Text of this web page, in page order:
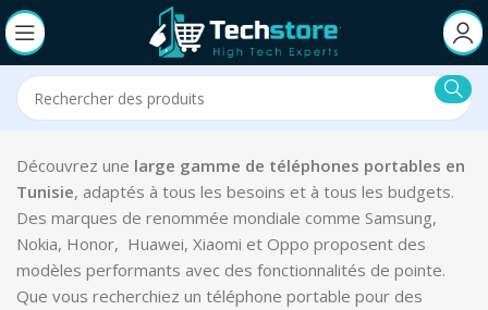
Découvrez une large gamme de téléphones portables en
Tunisie, adaptés à tous les besoins et à tous les budgets.
Des marques de renommée mondiale comme Samsung,
Nokia, Honor, Huawei, Xiaomi et Oppo proposent des
modèles performants avec des fonctionnalités de pointe.
Que vous recherchiez un téléphone portable pour des